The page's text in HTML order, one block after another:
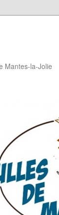
Mantes-la-Jolie